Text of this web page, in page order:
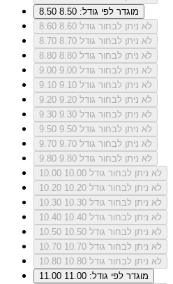
8.50
מוגדר לפי גודל: 8.50
8.60
לא ניתן לבחור גודל 8.60
8.70
לא ניתן לבחור גודל 8.70
8.80
לא ניתן לבחור גודל 8.80
9.00
לא ניתן לבחור גודל 9.00
9.10
לא ניתן לבחור גודל 9.10
9.20
לא ניתן לבחור גודל 9.20
9.30
לא ניתן לבחור גודל 9.30
9.50
לא ניתן לבחור גודל 9.50
9.70
לא ניתן לבחור גודל 9.70
9.80
לא ניתן לבחור גודל 9.80
10.00
לא ניתן לבחור גודל 10.00
10.20
לא ניתן לבחור גודל 10.20
10.30
לא ניתן לבחור גודל 10.30
10.40
לא ניתן לבחור גודל 10.40
10.50
לא ניתן לבחור גודל 10.50
10.70
לא ניתן לבחור גודל 10.70
10.80
לא ניתן לבחור גודל 10.80
11.00
מוגדר לפי גודל: 11.00